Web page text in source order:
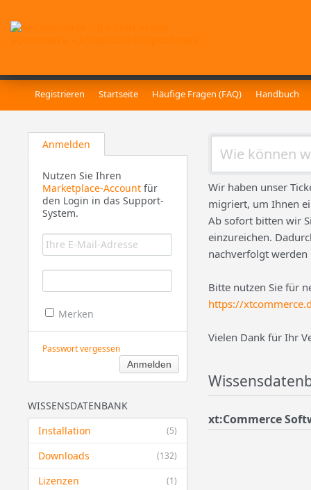
Registrieren Startseite Häufige Fragen (FAQ) Handbuch
Anmelden
Nutzen Sie Ihren
Marketplace-Accountfür
den Login in das Support-
System.
Merken
Passwort vergessen
WISSENSDATENBANK
(5)
Installation
(132)
Downloads
(1)
Lizenzen
Wir haben unser
migriert, um Ihnen
Ab sofort bitten wir
einzureichen.
nachverfolgt werden
Bitte nutzen Sie für
https://
Vielen Dank für Ihr
xt:Commerce